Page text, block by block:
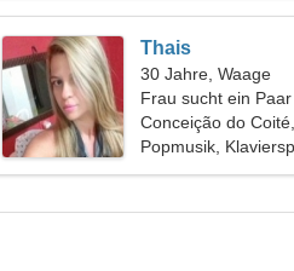
Thais
30 Jahre, Waage
Frau sucht ein
Conceição do
Popmusik,